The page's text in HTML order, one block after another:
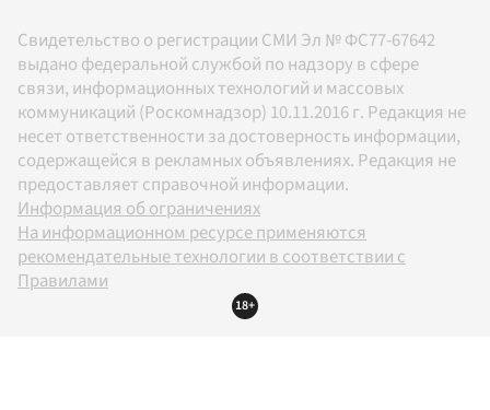
Свидетельство о регистрации СМИ Эл № ФС77-67642
выдано федеральной службой по надзору в сфере
связи, информационных технологий и массовых
коммуникаций (Роскомнадзор) 10.11.2016 г. Редакция не
несет ответственности за достоверность информации,
содержащейся в рекламных объявлениях. Редакция не
предоставляет справочной информации.
Информация об ограничениях
На информационном ресурсе применяются
рекомендательные технологии в соответствии с
Правилами
18+